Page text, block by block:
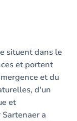
situent dans le
et portent
et du
d'un
et
a